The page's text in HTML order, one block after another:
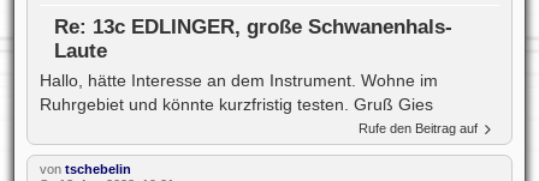
Re: 13c EDLINGER, große Schwanenhals-
Laute
Hallo, hätte Interesse an dem Instrument. Wohne im
Ruhrgebiet und könnte kurzfristig testen. Gruß Gies
Rufe den Beitrag auf
von tschebelin